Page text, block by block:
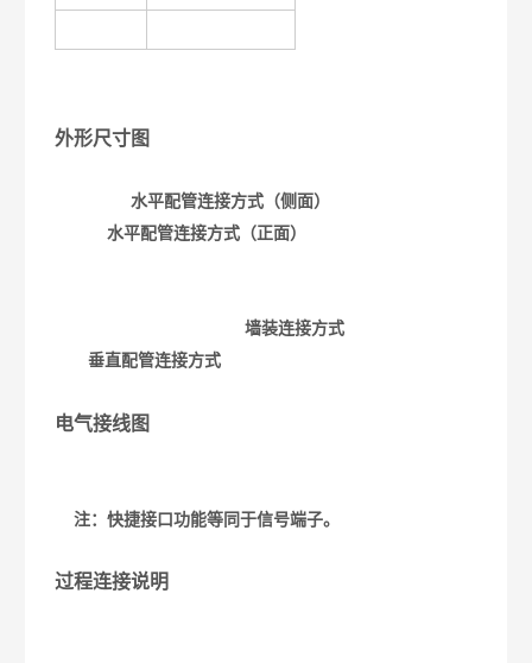
外形尺寸图
水平配管连接方式（侧面）
水平配管连接方式（正面）
墙装连接方式
垂直配管连接方式
电气接线图
注：快捷接口功能等同于信号端子。
过程连接说明